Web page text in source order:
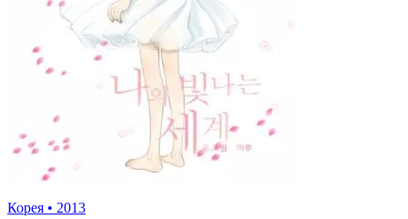
Корея • 2013